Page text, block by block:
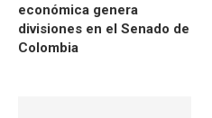
económica genera
divisiones en el Senado de
Colombia